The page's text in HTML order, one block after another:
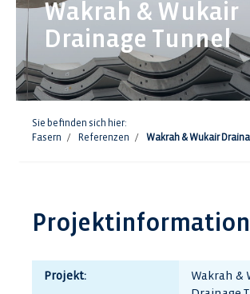
Wakrah & Wukair
Drainage Tunnel
Sie befinden sich hier:
Fasern
Referenzen Wakrah & Wukair
Projektinformation
Projekt:
Wakrah &